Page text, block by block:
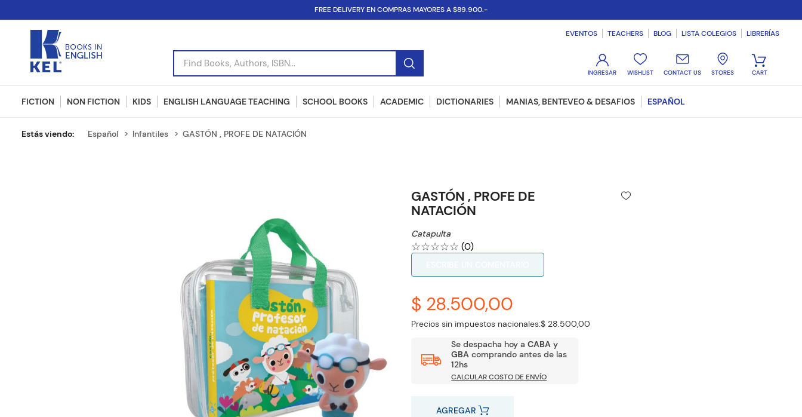
FREE DELIVERY EN COMPRAS MAYORES A $89.900.-
Find Books, Authors, ISBN...
EVENTOS TEACHERS BLOG LISTA COLEGIOS LIBRERÍAS
WISHLIST CONTACT US STORES
FICTION NON FICTION KIDS ENGLISH LANGUAGE TEACHING SCHOOL BOOKS ACADEMIC DICTIONARIES MANIAS, BENTEVEO & DESAFIOS ESPAÑOL
Español Infantiles GASTÓN , PROFE DE NATACIÓN
GASTÓN , PROFE DE
NATACIÓN
Catapulta
☆☆☆☆☆ (0)
$ 28.500,00
Precios sin impuestos nacionales:$ 28.500,00
Se despacha hoy aCABA y
GBA comprando antes de las
12hs
CALCULAR COSTO DE ENVÍO
AGREGAR